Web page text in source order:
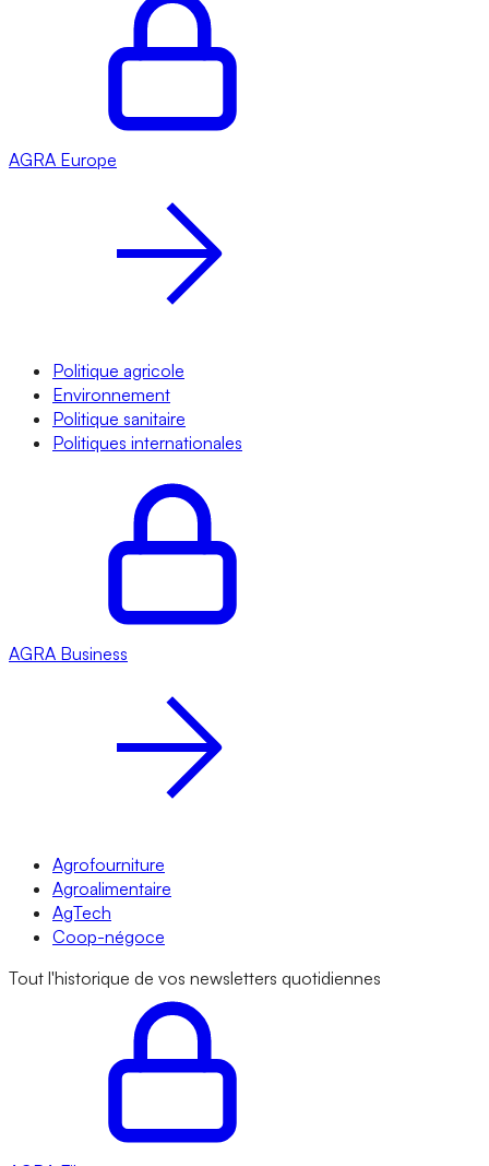
AGRA Europe
Politique agricole
Environnement
Politique sanitaire
Politiques internationales
AGRA Business
Agrofourniture
Agroalimentaire
AgTech
Coop-négoce
Tout l'historique de vos newsletters quotidiennes